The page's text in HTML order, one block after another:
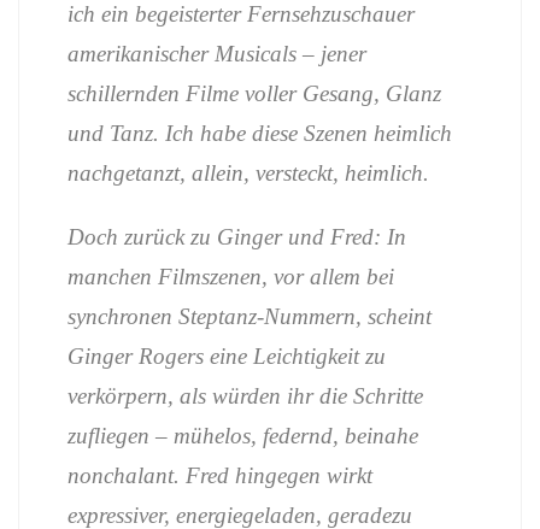
ich ein begeisterter Fernsehzuschauer
amerikanischer Musicals – jener
schillernden Filme voller Gesang, Glanz
und Tanz. Ich habe diese Szenen heimlich
nachgetanzt, allein, versteckt, heimlich.
Doch zurück zu Ginger und Fred: In
manchen Filmszenen, vor allem bei
synchronen Steptanz-Nummern, scheint
Ginger Rogers eine Leichtigkeit zu
verkörpern, als würden ihr die Schritte
zufliegen – mühelos, federnd, beinahe
nonchalant. Fred hingegen wirkt
expressiver, energiegeladen, geradezu